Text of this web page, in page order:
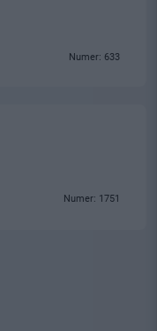
Numer: 633
Numer: 1751